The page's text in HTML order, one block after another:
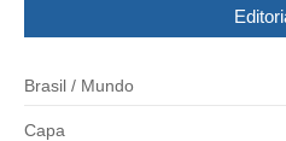
Brasil / Mundo
Capa